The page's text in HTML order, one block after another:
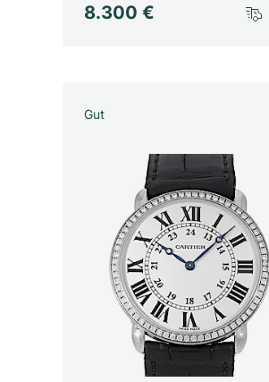
8.300 €
Gut